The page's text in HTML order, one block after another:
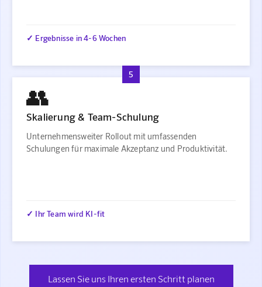
✓ Ergebnisse in 4-6 Wochen
5
👥
Skalierung & Team-Schulung
Unternehmensweiter Rollout mit umfassenden
Schulungen für maximale Akzeptanz und Produktivität.
✓ Ihr Team wird KI-fit
Lassen Sie uns Ihren ersten Schritt planen